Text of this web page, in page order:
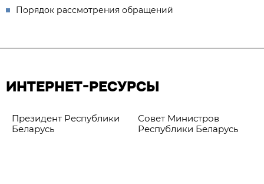
Порядок рассмотрения обращений
ИНТЕРНЕТ-РЕСУРСЫ
Президент Республики
Беларусь
Совет Министров
Республики Беларусь